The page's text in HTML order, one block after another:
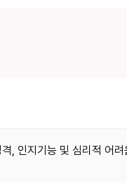
, 인지기능 및 심리적 어